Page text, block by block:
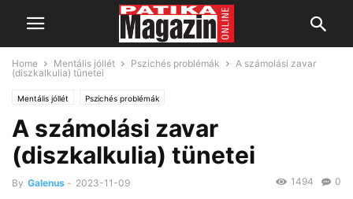
Home Mentális jóllét Pszichés problémák
A számolási zavar
(diszkalkulia) tünetei
Mentális jóllét Pszichés problémák
A számolási zavar
(diszkalkulia) tünetei
By Galenus - 2023-11-09 0
1494